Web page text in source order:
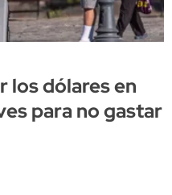
los dólares en
para no gastar